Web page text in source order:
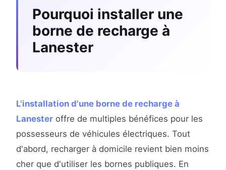
Pourquoi installer une
borne de recharge à
Lanester
L'installation d'une borne de recharge à
Lanester offre de multiples bénéfices pour les
possesseurs de véhicules électriques. Tout
d'abord, recharger à domicile revient bien moins
cher que d'utiliser les bornes publiques. En